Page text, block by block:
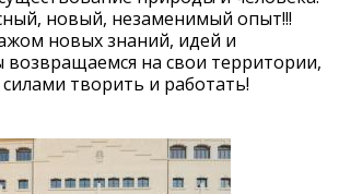
новый, незаменимый опыт!!!
новых знаний, идей и
на свои территории,
творить и работать!